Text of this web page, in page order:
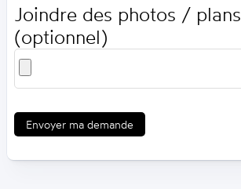
Joindre des photos / plans
(optionnel)
Envoyer ma demande